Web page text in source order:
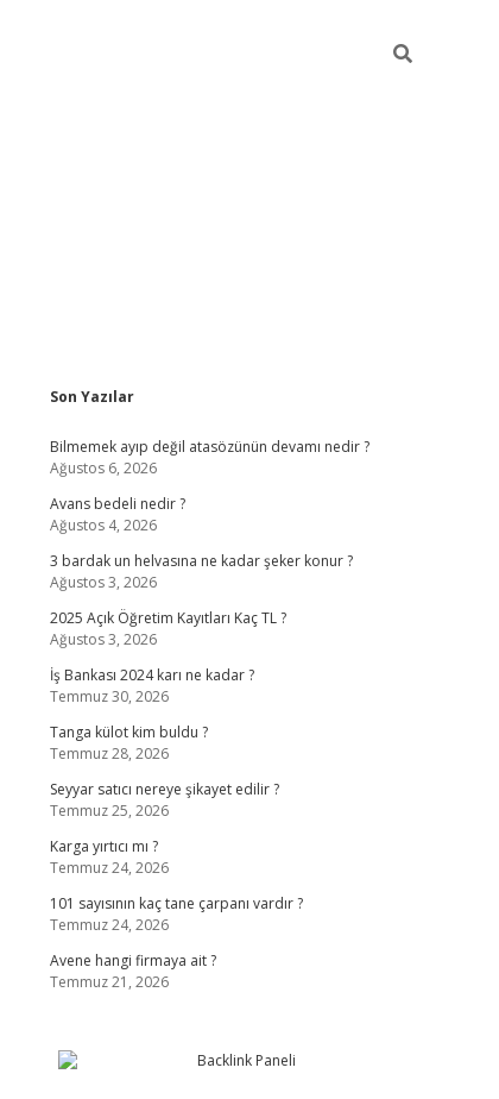
Sidebar
Son Yazılar
Bilmemek ayıp değil atasözünün devamı nedir ?
Ağustos 6, 2026
Avans bedeli nedir ?
Ağustos 4, 2026
3 bardak un helvasına ne kadar şeker konur ?
Ağustos 3, 2026
2025 Açık Öğretim Kayıtları Kaç TL ?
Ağustos 3, 2026
İş Bankası 2024 karı ne kadar ?
Temmuz 30, 2026
Tanga külot kim buldu ?
Temmuz 28, 2026
Seyyar satıcı nereye şikayet edilir ?
Temmuz 25, 2026
Karga yırtıcı mı ?
Temmuz 24, 2026
101 sayısının kaç tane çarpanı vardır ?
Temmuz 24, 2026
Avene hangi firmaya ait ?
Temmuz 21, 2026